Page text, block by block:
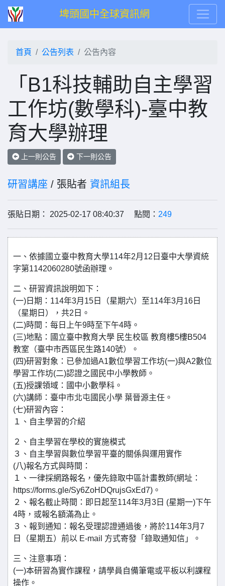
埤頭國中全球資訊網
首頁 公告列表 公告內容
「B1科技輔助自主學習
工作坊(數學科)-臺中教
育大學辦理
上一則公告 下一則公告
研習講座 / 張貼者 資訊組長
張貼日期： 2025-02-17 08:40:37 點閱： 249
一、依據國立臺中教育大學114年2月12日臺中大學資統
字第1142060280號函辦理。
二、研習資訊說明如下：
(一)日期：114年3月15日（星期六）至114年3月16日
（星期日），共2日。
(二)時間：每日上午9時至下午4時。
(三)地點：國立臺中教育大學 民生校區 教育樓5樓B504
教室（臺中市西區民生路140號）。
(四)研習對象：已參加過A1數位學習工作坊(一)與A2數位
學習工作坊(二)認證之國民中小學教師。
(五)授課領域：國中小數學科。
(六)講師：臺中市北屯國民小學 葉晉源主任。
(七)研習內容：
１、自主學習的介紹
２、自主學習在學校的實施模式
３、自主學習與數位學習平臺的關係與運用實作
(八)報名方式與時間：
１、一律採網路報名，優先錄取中區計畫教師(網址：
https://forms.gle/Sy6ZoHDQrujsGxEd7)。
２、報名截止時間：即日起至114年3月3日 (星期一)下午
4時，或報名額滿為止。
３、報到通知：報名受理認證通過後，將於114年3月7
日（星期五）前以 E-mail 方式寄發「錄取通知信」。
三、注意事項：
(一)本研習為實作課程，請學員自備筆電或平板以利課程
操作。